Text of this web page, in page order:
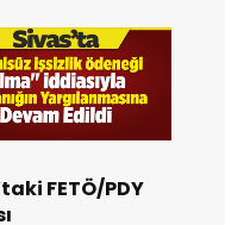
FETÖ/PDY